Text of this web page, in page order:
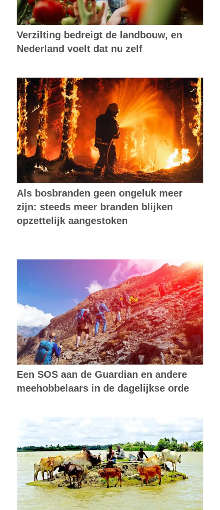
Verzilting bedreigt de landbouw, en
Nederland voelt dat nu zelf
Als bosbranden geen ongeluk meer
zijn: steeds meer branden blijken
opzettelijk aangestoken
Een SOS aan de Guardian en andere
meehobbelaars in de dagelijkse orde